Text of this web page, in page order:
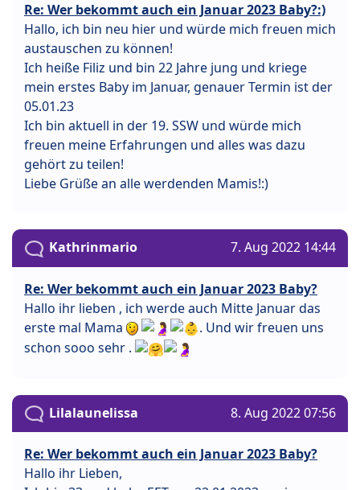
Re: Wer bekommt auch ein Januar 2023 Baby?:)
Hallo, ich bin neu hier und würde mich freuen mich
austauschen zu können!
Ich heiße Filiz und bin 22 Jahre jung und kriege
mein erstes Baby im Januar, genauer Termin ist der
05.01.23
Ich bin aktuell in der 19. SSW und würde mich
freuen meine Erfahrungen und alles was dazu
gehört zu teilen!
Liebe Grüße an alle werdenden Mamis!:)
Kathrinmario 7. Aug 2022 14:44
Re: Wer bekommt auch ein Januar 2023 Baby?
Hallo ihr lieben , ich werde auch Mitte Januar das
erste mal Mama
. Und wir freuen uns
schon sooo sehr .
Lilalaunelissa 8. Aug 2022 07:56
Re: Wer bekommt auch ein Januar 2023 Baby?
Hallo ihr Lieben,